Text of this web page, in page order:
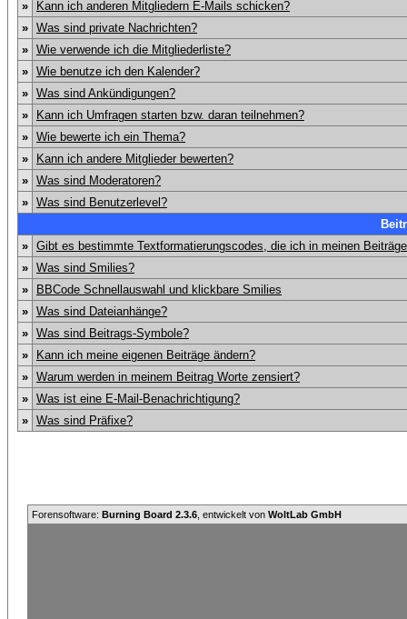
»
Kann ich anderen Mitgliedern E-Mails schicken?
» Was sind private Nachrichten?
» Wie verwende ich die Mitgliederliste?
» Wie benutze ich den Kalender?
» Was sind Ankündigungen?
»
Kann ich Umfragen starten bzw. daran teilnehmen?
» Wie bewerte ich ein Thema?
»
Kann ich andere Mitglieder bewerten?
» Was sind Moderatoren?
» Was sind Benutzerlevel?
» Gibt es bestimmte Textformatierungscodes, die ich in meinen
» Was sind Smilies?
»
BBCode Schnellauswahl und klickbare Smilies
» Was sind Dateianhänge?
» Was sind Beitrags-Symbole?
»
Kann ich meine eigenen Beiträge ändern?
» Warum werden in meinem Beitrag Worte zensiert?
» Was ist eine E-Mail-Benachrichtigung?
» Was sind Präfixe?
Forensoftware: Burning Board 2.3.6 , entwickelt von WoltLab GmbH